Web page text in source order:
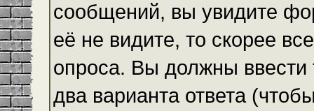
сообщений, вы увидите
её не видите, то скорее
опроса. Вы должны
два варианта ответа